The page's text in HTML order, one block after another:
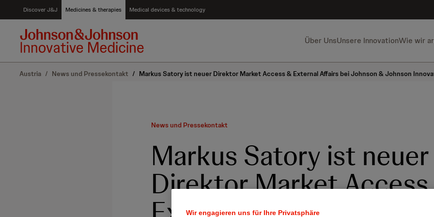
c
Discover J&J Medicines & therapies Medical devices & technology
Über UnsUnsere InnovationWie wir
Austria / News und Pressekontakt / Markus Satory ist neuer Direktor Market Access & External Affairs bei Johnson & Johnson
News und Pressekontakt
Markus Satory ist neuer
Direktor Market
Wir engagieren uns für Ihre Privatsphäre